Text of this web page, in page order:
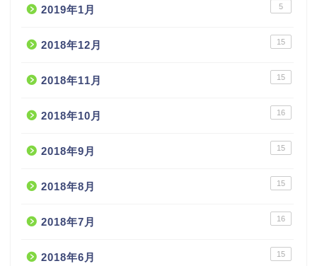
2019年1月 5
2018年12月 15
2018年11月 15
2018年10月 16
2018年9月 15
2018年8月 15
2018年7月 16
2018年6月 15